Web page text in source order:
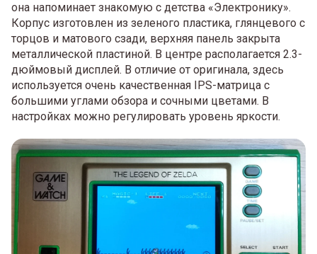
она напоминает знакомую с детства «Электронику».
Корпус изготовлен из зеленого пластика, глянцевого с
торцов и матового сзади, верхняя панель закрыта
металлической пластиной. В центре располагается 2.3-
дюймовый дисплей. В отличие от оригинала, здесь
используется очень качественная IPS-матрица с
большими углами обзора и сочными цветами. В
настройках можно регулировать уровень яркости.